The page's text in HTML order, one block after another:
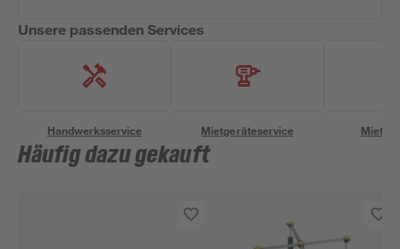
Unsere passenden Services
Handwerksservice Mietgeräteservice
Häufig dazu gekauft